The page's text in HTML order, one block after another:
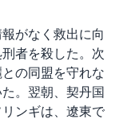
がなく救出に向
者を殺した。次
の同盟を守れな
。翌朝、契丹国
ンギは、遼東で